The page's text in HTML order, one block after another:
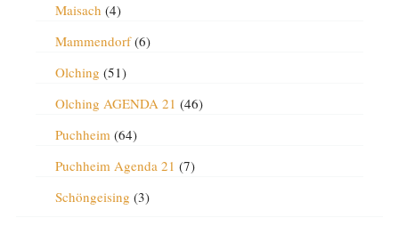
Maisach (4)
Mammendorf(6)
Olching (51)
Olching AGENDA 21 (46)
Puchheim(64)
Puchheim Agenda 21 (7)
Schöngeising (3)